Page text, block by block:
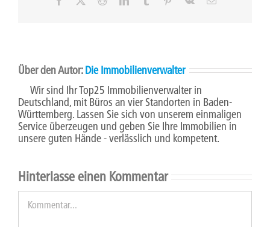
Über den Autor:Die Immobilienverwalter
Wir sind Ihr Top25 Immobilienverwalter in
Deutschland, mit Büros an vier Standorten in Baden-
Württemberg. Lassen Sie sich von unserem einmaligen
Service überzeugen und geben Sie Ihre Immobilien in
unsere guten Hände - verlässlich und kompetent.
Hinterlasse einen Kommentar
Kommentar